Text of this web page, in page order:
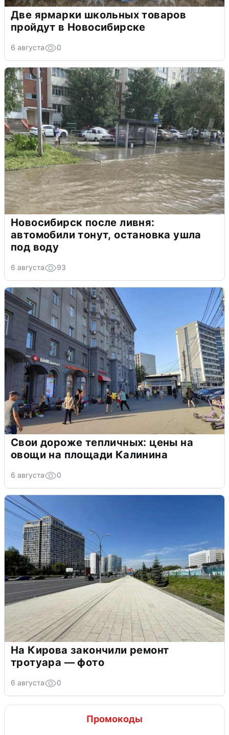
Две ярмарки школьных товаров
пройдут в Новосибирске
6 августа 0
Новосибирск после ливня:
автомобили тонут, остановка ушла
под воду
6 августа 93
Свои дороже тепличных: цены на
овощи на площади Калинина
6 августа 0
На Кирова закончили ремонт
тротуара — фото
6 августа 0
Промокоды